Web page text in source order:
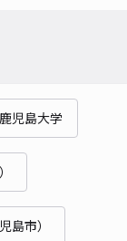
鹿児島大学
島市）